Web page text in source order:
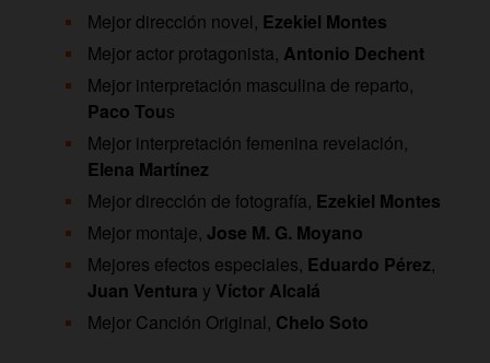
Mejor dirección novel, Ezekiel Montes
Mejor actor protagonista, Antonio Dechent
Mejor interpretación masculina de reparto,
Paco Tous
Mejor interpretación femenina revelación,
Elena Martínez
Mejor dirección de fotografía, Ezekiel Montes
Mejor montaje, Jose M. G. Moyano
Mejores efectos especiales, Eduardo Pérez,
Juan Ventura y Víctor Alcalá
Mejor Canción Original, Chelo Soto